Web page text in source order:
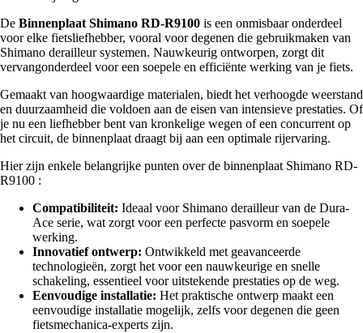
De Binnenplaat Shimano RD-R9100 is een onmisbaar onderdeel
voor elke fietsliefhebber, vooral voor degenen die gebruikmaken van
Shimano derailleur systemen. Nauwkeurig ontworpen, zorgt dit
vervangonderdeel voor een soepele en efficiënte werking van je fiets.
Gemaakt van hoogwaardige materialen, biedt het verhoogde weerstand
en duurzaamheid die voldoen aan de eisen van intensieve prestaties. Of
je nu een liefhebber bent van kronkelige wegen of een concurrent op
het circuit, de binnenplaat draagt bij aan een optimale rijervaring.
Hier zijn enkele belangrijke punten over de binnenplaat Shimano RD-
R9100 :
Compatibiliteit: Ideaal voor Shimano derailleur van de Dura-
Ace serie, wat zorgt voor een perfecte pasvorm en soepele
werking.
Innovatief ontwerp: Ontwikkeld met geavanceerde
technologieën, zorgt het voor een nauwkeurige en snelle
schakeling, essentieel voor uitstekende prestaties op de weg.
Eenvoudige installatie: Het praktische ontwerp maakt een
eenvoudige installatie mogelijk, zelfs voor degenen die geen
fietsmechanica-experts zijn.